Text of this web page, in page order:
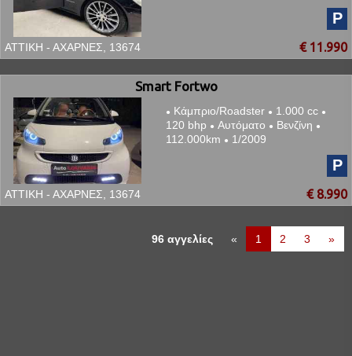
P
ΑΤΤΙΚΗ - ΑΧΑΡΝΕΣ, 13674 € 11.990
Smart Fortwo
● Κάμπριο/Roadster ● 1.000 cc ●
120 bhp ● Αυτόματο ● Βενζίνη ●
112.000km ● 1/2009
P
ΑΤΤΙΚΗ - ΑΧΑΡΝΕΣ, 13674 € 8.990
96 αγγελίες « 1 2 3 »